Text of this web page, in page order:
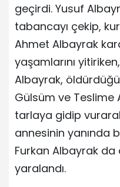
geçirdi. Yusuf
tabancayı çekip,
Ahmet Albayrak
yaşamlarını
Albayrak,
Gülsüm ve Teslime
tarlaya gidip
annesinin yanında
Furkan Albayrak da
yaralandı.